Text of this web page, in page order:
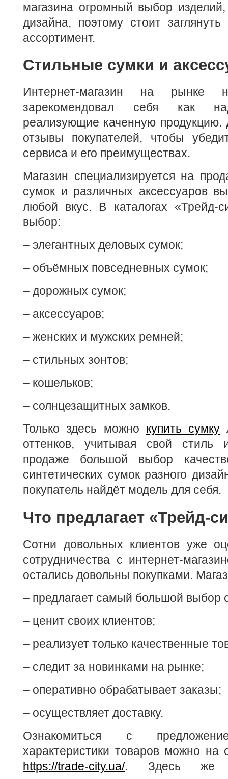
магазина огромный выбор
дизайна, поэтому стоит
ассортимент.
Стильные сумки и
Интернет-магазин на
зарекомендовал себя как
реализующие каченную продукцию.
отзывы покупателей, чтобы
сервиса и его преимуществах.
Магазин специализируется на
сумок и различных аксессуаров
любой вкус. В каталогах «Трейд-
выбор:
– элегантных деловых сумок;
– объёмных повседневных сумок;
– дорожных сумок;
– аксессуаров;
– женских и мужских ремней;
– стильных зонтов;
– кошельков;
– солнцезащитных замков.
Только здесь можно купить сумку
оттенков, учитывая свой стиль
продаже большой выбор
синтетических сумок разного
покупатель найдёт модель для себя.
Что предлагает «Трейд-
Сотни довольных клиентов уже
сотрудничества с интернет-
остались довольны покупками.
– предлагает самый большой выбор
– ценит своих клиентов;
– реализует только качественные
– следит за новинками на рынке;
– оперативно обрабатывает заказы;
– осуществляет доставку.
Ознакомиться с
характеристики товаров можно на
https://trade-city.ua/. Здесь же